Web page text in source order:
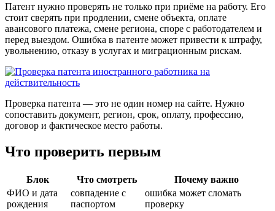
Патент нужно проверять не только при приёме на работу. Его
стоит сверять при продлении, смене объекта, оплате
авансового платежа, смене региона, споре с работодателем и
перед выездом. Ошибка в патенте может привести к штрафу,
увольнению, отказу в услугах и миграционным рискам.
Проверка патента — это не один номер на сайте. Нужно
сопоставить документ, регион, срок, оплату, профессию,
договор и фактическое место работы.
Что проверить первым
Блок Что смотреть
Почему важно
ФИО и дата
рождения
совпадение с
паспортом
ошибка может сломать
проверку